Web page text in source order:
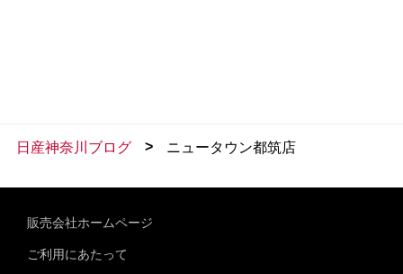
日産神奈川ブログ > ニュータウン都筑店
販売会社ホームページ
ご利用にあたって